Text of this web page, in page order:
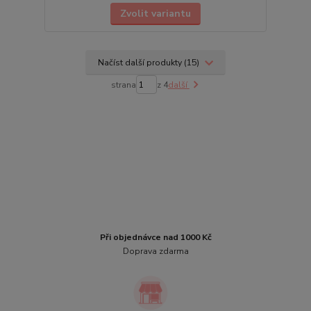
Zvolit variantu
Načíst další produkty (15)
strana z 4další
Při objednávce nad 1000 Kč
Doprava zdarma